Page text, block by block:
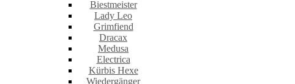
Biestmeister
Lady Leo
Grimfiend
Dracax
Medusa
Electrica
Kürbis Hexe
Wiedergänger